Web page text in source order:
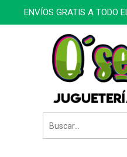
ENVÍOS GRATIS A TODO